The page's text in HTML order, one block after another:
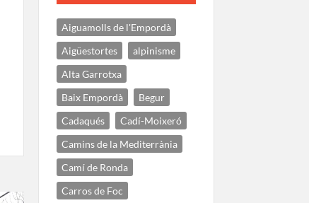
Aiguamolls de l'Empordà
Aigüestortes
alpinisme
Alta Garrotxa
Baix Empordà
Begur
Cadaqués
Cadí-Moixeró
Camins de la Mediterrània
Camí de Ronda
Carros de Foc